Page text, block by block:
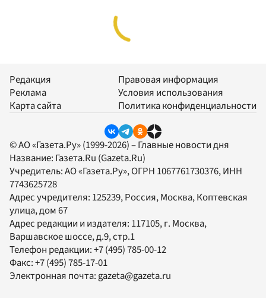
Редакция
Реклама
Карта сайта
Правовая информация
Условия использования
Политика конфиденциальности
© АО «Газета.Ру» (1999-2026) – Главные новости дня
Название: Газета.Ru (Gazeta.Ru)
Учредитель:АО «Газета.Ру», ОГРН 1067761730376, ИНН
7743625728
Адрес учредителя: 125239, Россия, Москва, Коптевская
улица, дом 67
Адрес редакции и издателя: 117105, г. Москва,
Варшавское шоссе, д.9, стр.1
Телефон редакции:+7 (495) 785-00-12
Факс:+7 (495) 785-17-01
Электронная почта: gazeta@gazeta.ru